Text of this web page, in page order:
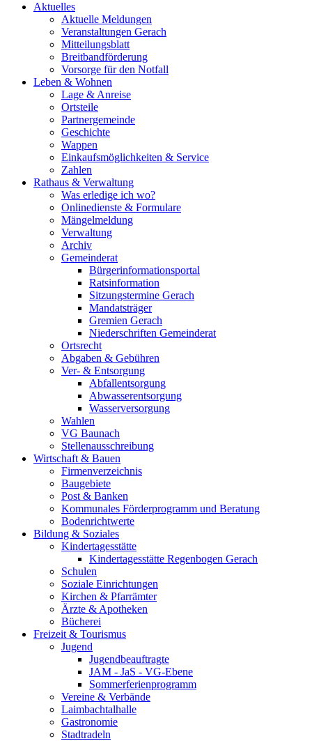
Aktuelles
Aktuelle Meldungen
Veranstaltungen Gerach
Mitteilungsblatt
Breitbandförderung
Vorsorge für den Notfall
Leben & Wohnen
Lage & Anreise
Ortsteile
Partnergemeinde
Geschichte
Wappen
Einkaufsmöglichkeiten & Service
Zahlen
Rathaus & Verwaltung
Was erledige ich wo?
Onlinedienste & Formulare
Mängelmeldung
Verwaltung
Archiv
Gemeinderat
Bürgerinformationsportal
Ratsinformation
Sitzungstermine Gerach
Mandatsträger
Gremien Gerach
Niederschriften Gemeinderat
Ortsrecht
Abgaben & Gebühren
Ver- & Entsorgung
Abfallentsorgung
Abwasserentsorgung
Wasserversorgung
Wahlen
VG Baunach
Stellenausschreibung
Wirtschaft & Bauen
Firmenverzeichnis
Baugebiete
Post & Banken
Kommunales Förderprogramm und Beratung
Bodenrichtwerte
Bildung & Soziales
Kindertagesstätte
Kindertagesstätte Regenbogen Gerach
Schulen
Soziale Einrichtungen
Kirchen & Pfarrämter
Ärzte & Apotheken
Bücherei
Freizeit & Tourismus
Jugend
Jugendbeauftragte
JAM - JaS - VG-Ebene
Sommerferienprogramm
Vereine & Verbände
Laimbachtalhalle
Gastronomie
Stadtradeln